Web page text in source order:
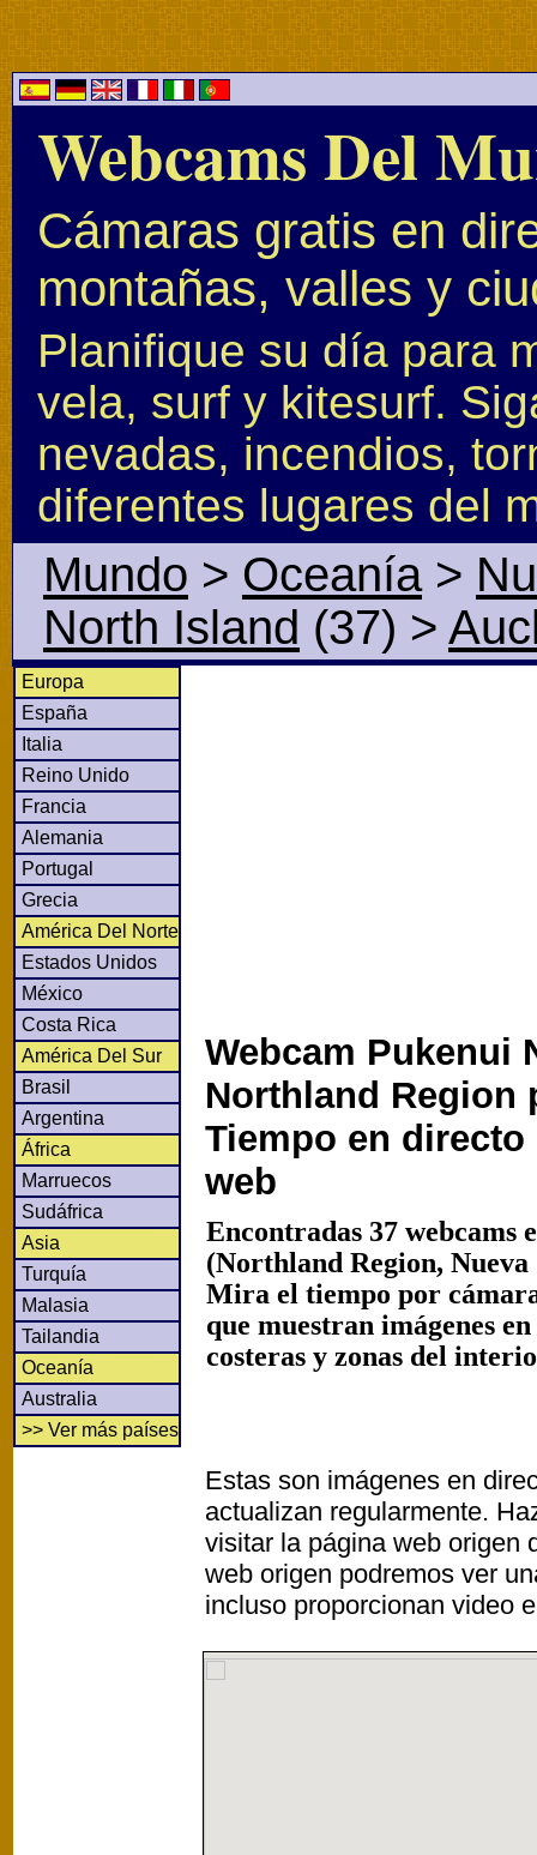
Webcams Del
Cámaras gratis en
montañas, valles y
Planifique su día para
vela, surf y kitesurf.
nevadas, incendios,
diferentes lugares del
Mundo > Oceanía>
North Island (37) >
Europa
España
Italia
Reino Unido
Francia
Alemania
Portugal
Grecia
América Del Norte
Estados Unidos
México
Costa Rica
América Del Sur
Brasil
Argentina
África
Marruecos
Sudáfrica
Asia
Turquía
Malasia
Tailandia
Oceanía
Australia
>> Ver más países
Webcam Pukenui
Northland Region
Tiempo en directo
web
Encontradas 37 webcams
(Northland Region,
Mira el tiempo por
que muestran imágenes
costeras y zonas del
Estas son imágenes en
actualizan regularmente.
visitar la página web origen
web origen podremos ver
incluso proporcionan video